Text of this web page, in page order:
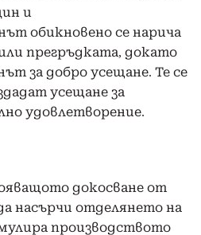
и
обикновено се нарича
прегръдката, докато
за добро усещане. Те се
усещане за
удовлетворение.
докосване от
насърчи отделянето на
производството